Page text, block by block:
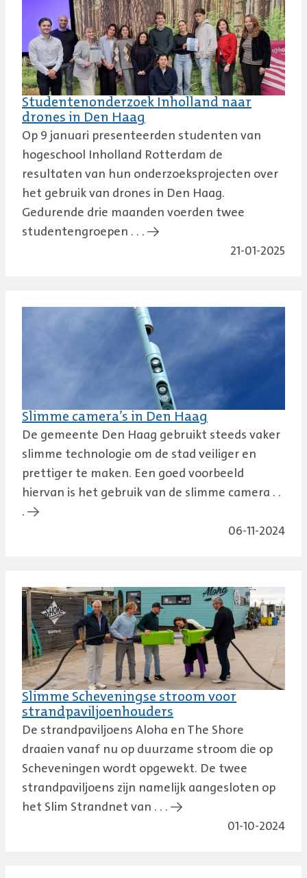
Studentenonderzoek Inholland naar
drones in Den Haag
Op 9 januari presenteerden studenten van
hogeschool Inholland Rotterdam de
resultaten van hun onderzoeksprojecten over
het gebruik van drones in Den Haag.
Gedurende drie maanden voerden twee
studentengroepen . . . →
21-01-2025
Slimme camera’s in Den Haag
De gemeente Den Haag gebruikt steeds vaker
slimme technologie om de stad veiliger en
prettiger te maken. Een goed voorbeeld
hiervan is het gebruik van de slimme camera . .
. →
06-11-2024
Slimme Scheveningse stroom voor
strandpaviljoenhouders
De strandpaviljoens Aloha en The Shore
draaien vanaf nu op duurzame stroom die op
Scheveningen wordt opgewekt. De twee
strandpaviljoens zijn namelijk aangesloten op
het Slim Strandnet van . . . →
01-10-2024